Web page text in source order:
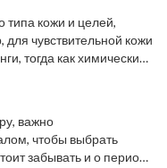
типа кожи и целей,
чувствительной кожи
тогда как химические
важно
чтобы выбрать
забывать и о периоде